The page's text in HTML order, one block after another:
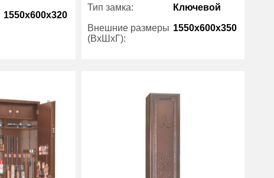
1550x600x320
Gunsafe
Тип замка: Ключевой
Внешние размеры
(ВхШхГ):
1550x600x350